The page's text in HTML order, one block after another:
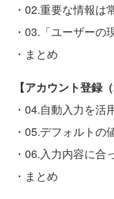
・02.重要な情報は
・03.「ユーザーの
・まとめ
【アカウント登録
・04.自動入力を活
・05.デフォルトの
・06.入力内容に合
・まとめ